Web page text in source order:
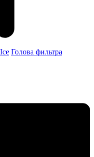
Голова фильтра